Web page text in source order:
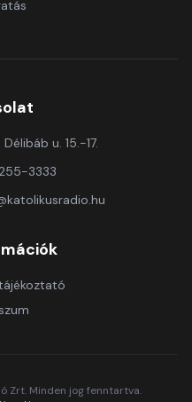
u. 15.-17.
3333
Zrt. Minden jog fenntartva.